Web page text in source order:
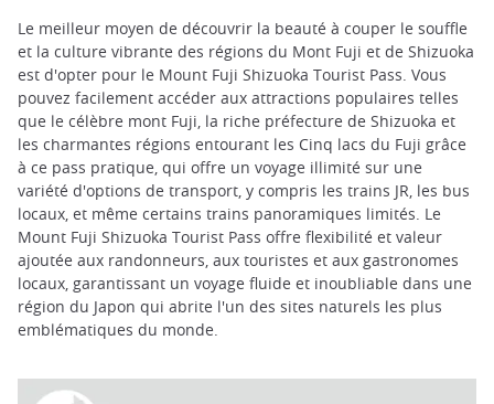
Le meilleur moyen de découvrir la beauté à couper le souffle
et la culture vibrante des régions du Mont Fuji et de Shizuoka
est d'opter pour le Mount Fuji Shizuoka Tourist Pass. Vous
pouvez facilement accéder aux attractions populaires telles
que le célèbre mont Fuji, la riche préfecture de Shizuoka et
les charmantes régions entourant les Cinq lacs du Fuji grâce
à ce pass pratique, qui offre un voyage illimité sur une
variété d'options de transport, y compris les trains JR, les bus
locaux, et même certains trains panoramiques limités. Le
Mount Fuji Shizuoka Tourist Pass offre flexibilité et valeur
ajoutée aux randonneurs, aux touristes et aux gastronomes
locaux, garantissant un voyage fluide et inoubliable dans une
région du Japon qui abrite l'un des sites naturels les plus
emblématiques du monde.